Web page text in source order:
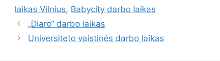
laikas Vilnius, Babycity darbo laikas
„Diaro“ darbo laikas
Universiteto vaistinės darbo laikas